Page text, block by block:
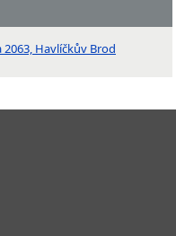
Havlíčkův Brod